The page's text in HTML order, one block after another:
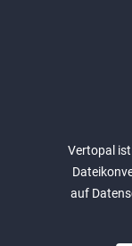
Vertopal
auf